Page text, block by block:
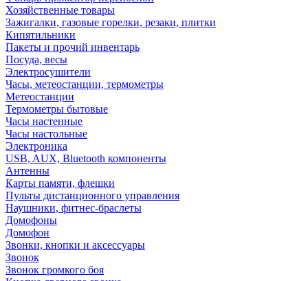
Хозяйственные товары
Зажигалки, газовые горелки, резаки, плитки
Кипятильники
Пакеты и прочий инвентарь
Посуда, весы
Электросушители
Часы, метеостанции, термометры
Метеостанции
Термометры бытовые
Часы настенные
Часы настольные
Электроника
USB, AUX, Bluetooth компоненты
Антенны
Карты памяти, флешки
Пульты дистанционного управления
Наушники, фитнес-браслеты
Домофоны
Домофон
Звонки, кнопки и аксессуары
Звонок
Звонок громкого боя